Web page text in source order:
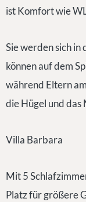
ist Komfort wie
Sie werden sich
können auf dem
während Eltern
die Hügel und das
Villa Barbara
Mit 5
Platz für größere